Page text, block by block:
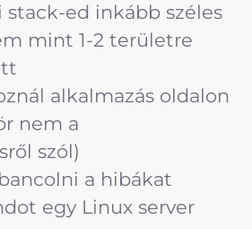
ed inkább széles
mint 1-2 területre
alkalmazás oldalon
nem a
szól)
a hibákat
egy Linux server